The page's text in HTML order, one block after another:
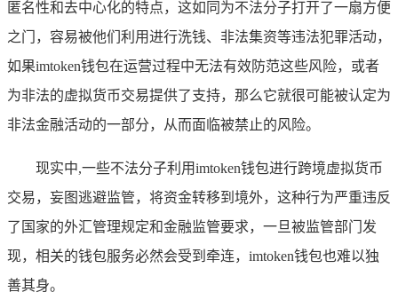
匿名性和去中心化的特点，这如同为不法分子打开了一扇方便
之门，容易被他们利用进行洗钱、非法集资等违法犯罪活动，
如果imtoken钱包在运营过程中无法有效防范这些风险，或者
为非法的虚拟货币交易提供了支持，那么它就很可能被认定为
非法金融活动的一部分，从而面临被禁止的风险。
现实中,一些不法分子利用imtoken钱包进行跨境虚拟货币
交易，妄图逃避监管，将资金转移到境外，这种行为严重违反
了国家的外汇管理规定和金融监管要求，一旦被监管部门发
现，相关的钱包服务必然会受到牵连，imtoken钱包也难以独
善其身。